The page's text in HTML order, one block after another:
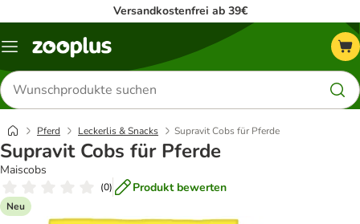
Versandkostenfrei ab 39€
Menü
Produkte
suchen
Pferd Leckerlis & Snacks Supravit Cobs für Pferde
Supravit Cobs für Pferde
Maiscobs
(0) Produkt bewerten
Neu